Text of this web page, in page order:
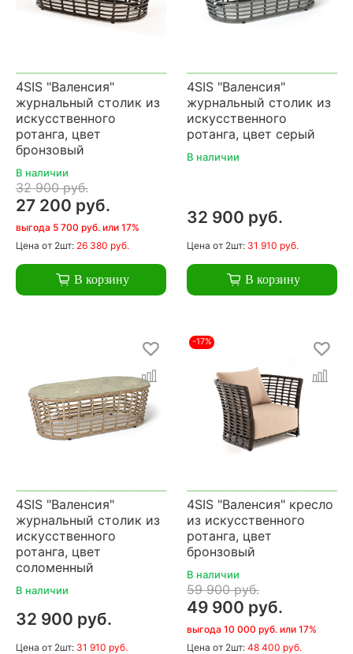
4SIS "Валенсия"
журнальный столик из
искусственного
ротанга, цвет
бронзовый
В наличии
32 900 руб.
27 200 руб.
выгода 5 700 руб. или 17%
Цена от 2шт: 26 380 руб.
В корзину
4SIS "Валенсия"
журнальный столик из
искусственного
ротанга, цвет серый
В наличии
32 900 руб.
Цена от 2шт: 31 910 руб.
В корзину
4SIS "Валенсия"
журнальный столик из
искусственного
ротанга, цвет
соломенный
В наличии
32 900 руб.
Цена от 2шт: 31 910 руб.
-17%
4SIS "Валенсия" кресло
из искусственного
ротанга, цвет
бронзовый
В наличии
59 900 руб.
49 900 руб.
выгода 10 000 руб. или 17%
Цена от 2шт: 48 400 руб.